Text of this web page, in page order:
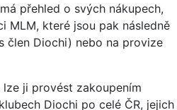
přehled o svých nákupech,
MLM, které jsou pak následně
člen Diochi) nebo na provize
ji provést zakoupením
Diochi po celé ČR, jejich